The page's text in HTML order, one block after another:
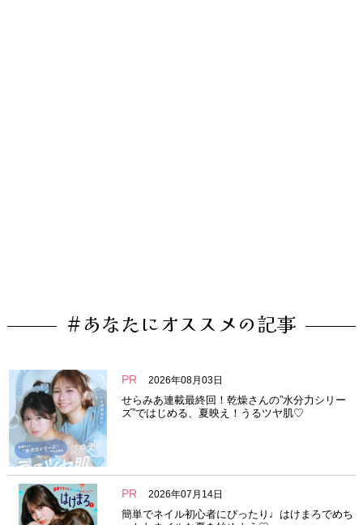
#あなたにオススメの記事
PR 2026年08月03日
せらみあ連載最終回！乾燥さんの”水分力シリー
ズ”ではじめる、夏映え！うるツヤ肌♡
PR 2026年07月14日
簡単でネイル初心者にぴったり♩はけまろでめち